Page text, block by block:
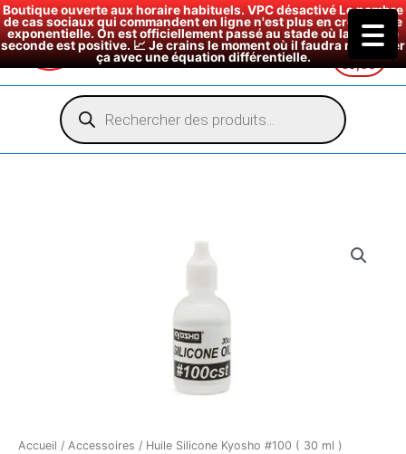
Boutique ouverte aux horaire habituels. VPC désactivé Le nombre
de cas sociaux qui commandent en ligne n'est plus en croissance
exponentielle. On est officiellement passé au stade où la dérivée
seconde est positive. 📈 Je crains le moment où il faudra modéliser
ça avec une équation différentielle.
€0,00
Recherche
de
produits
Accueil / Accessoires / Huile Silicone Kyosho #100 ( 30 ml )